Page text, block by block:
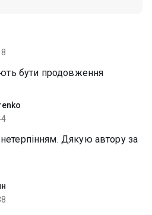
бути продовження
Дякую автору за